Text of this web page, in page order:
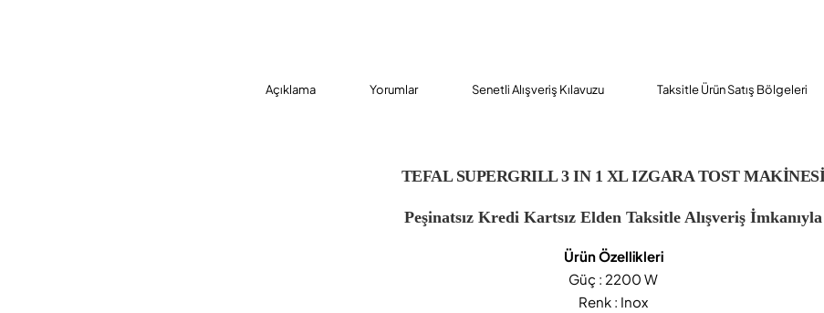
Açıklama Yorumlar Senetli Alışveriş Kılavuzu Taksitle Ürün Satış Bölgeleri
TEFAL SUPERGRILL 3 IN 1 XL IZGARA TOST
Peşinatsız Kredi Kartsız Elden Taksitle Alışveriş İmkanıyla
Ürün Özellikleri
Güç : 2200 W
Renk : Inox